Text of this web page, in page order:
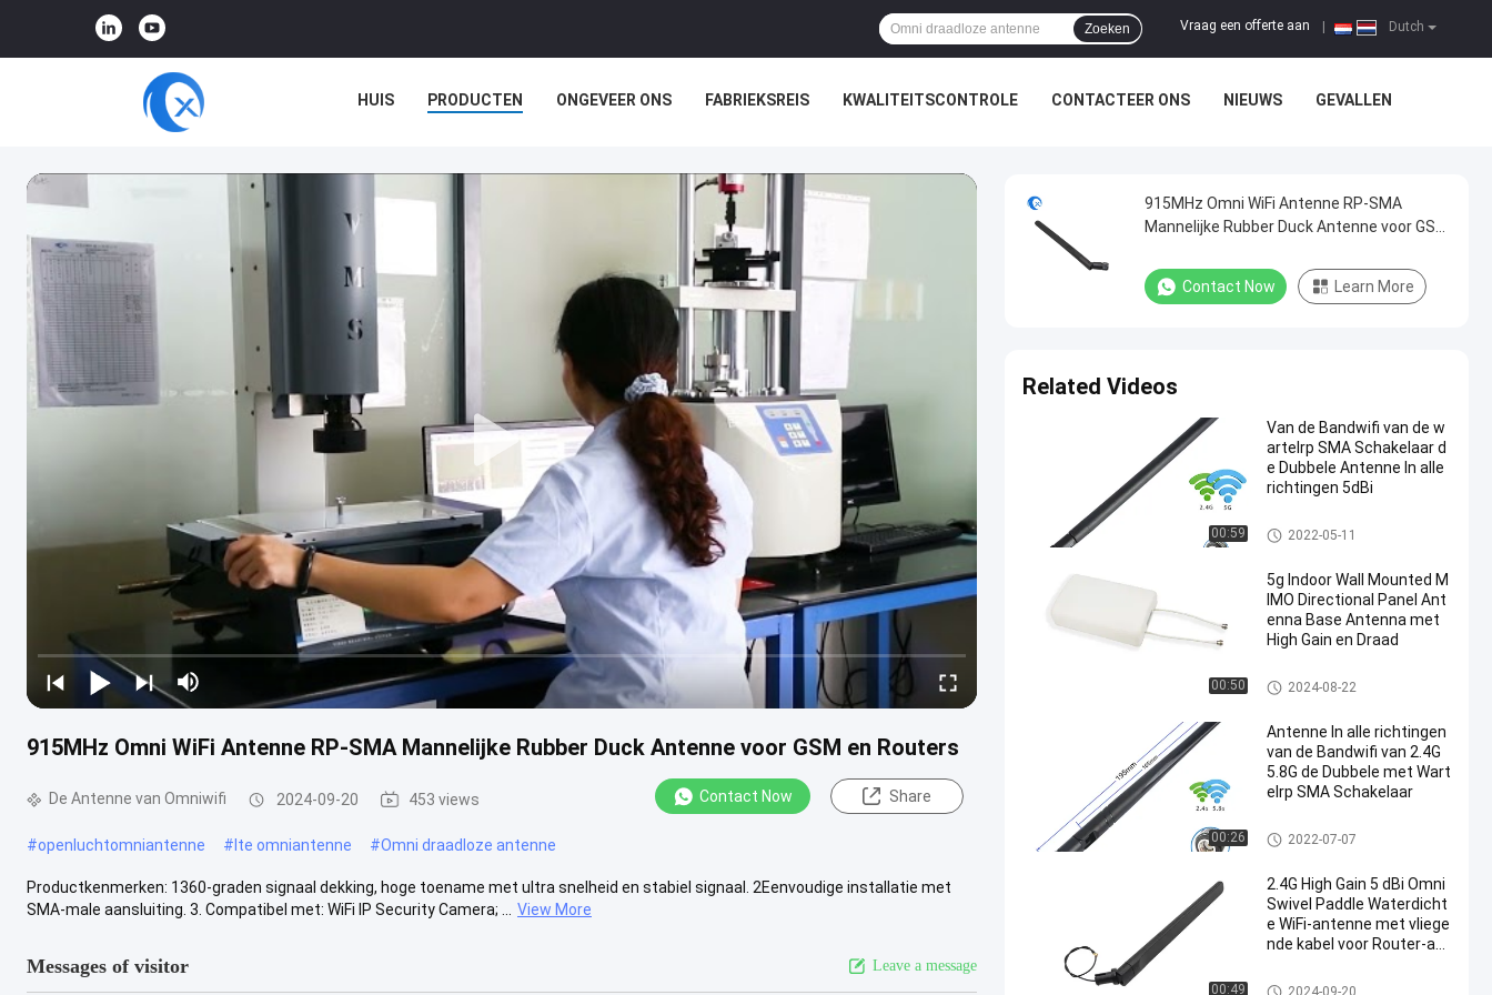
Dutch
Vraag een offerte aan
Zoeken
HUIS PRODUCTEN ONGEVEER ONS FABRIEKSREIS KWALITEITSCONTROLE CONTACTEER ONS NIEUWS GEVALLEN
915MHz Omni WiFi Antenne RP-SMA Mannelijke Rubber Duck Antenne voor GSM en Routers
De Antenne van Omniwifi 2024-09-20 453 views Contact Now Share
#openluchtomniantenne #lte omniantenne #Omni draadloze antenne
Productkenmerken: 1360-graden signaal dekking, hoge toename met ultra snelheid en stabiel signaal. 2Eenvoudige installatie met
SMA-male aansluiting. 3. Compatibel met: WiFi IP Security Camera; ...
View More
Messages of visitor Leave a message
915MHz Omni WiFi Antenne RP-SMA
Mannelijke Rubber Duck Antenne voor GSM
Contact Now Learn More
Related Videos
00:59
Van de Bandwifi van de w
artelrp SMA Schakelaar d
e Dubbele Antenne In alle
richtingen 5dBi
De Antenne van Omniwifi
2022-05-11
00:50
5g Indoor Wall Mounted M
IMO Directional Panel Ant
enna Base Antenna met
High Gain en Draad
De Antenne van Omniwifi
2024-08-22
00:26
Antenne In alle richtingen
van de Bandwifi van 2.4G
5.8G de Dubbele met Wart
elrp SMA Schakelaar
De Antenne van Omniwifi
2022-07-07
00:49
2.4G High Gain 5 dBi Omni
Swivel Paddle Waterdicht
e WiFi-antenne met vliege
nde kabel voor Router-ant
De Antenne van Omniwifi
2024-09-20